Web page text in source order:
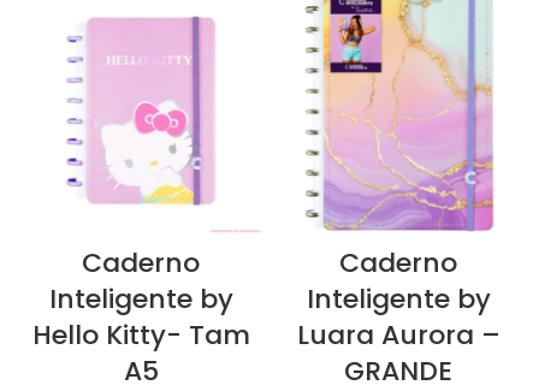
Caderno
Inteligente by
Hello Kitty- Tam
A5
Caderno
Inteligente by
Luara Aurora –
GRANDE